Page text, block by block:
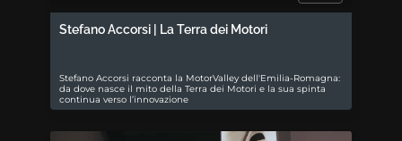
Stefano Accorsi | La Terra dei Motori
Stefano Accorsi racconta la MotorValley dell'Emilia-Romagna:
da dove nasce il mito della Terra dei Motori e la sua spinta
continua verso l’innovazione